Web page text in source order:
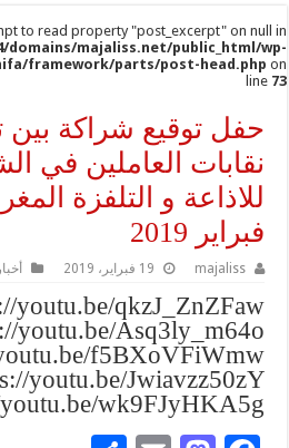
to read property "post_excerpt" on null in
domains/majaliss.net/public_html/wp-
framework/parts/post-head.php on
line 73
حفل توقيع شراكة بين
نقابات العاملين في
فبراير 2019
majaliss 19 فبراير، 2019
youtu.be/qkzJ_ZnZFaw
youtu.be/Asq3ly_m64o
f5BXoVFiWmw
youtu.be/Jwiavzz50zY
wk9FJyHKA5g